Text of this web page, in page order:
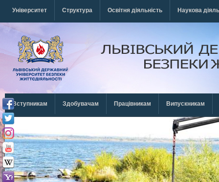
Університет
Структура Освітня діяльність Наукова
Вступникам Здобувачам Працівникам Випускникам